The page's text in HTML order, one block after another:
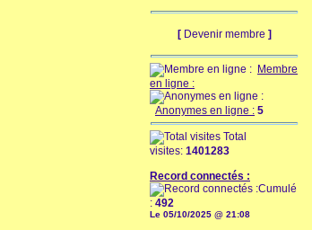
[ Devenir membre ]
Membre
en ligne :
Anonymes en ligne : 5
Total
visites: 1401283
Record connectés :
Cumulé
: 492
Le 05/10/2025 @ 21:08